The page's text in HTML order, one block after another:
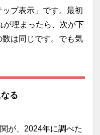
プ表示」です。最初
が埋まったら、次が下
は同じです。でも気
る
が、2024年に調べた